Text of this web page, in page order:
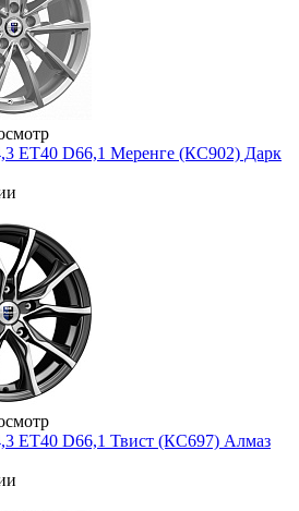
ET40 D66,1 Меренге (КС902) Дарк
ET40 D66,1 Твист (КС697) Алмаз